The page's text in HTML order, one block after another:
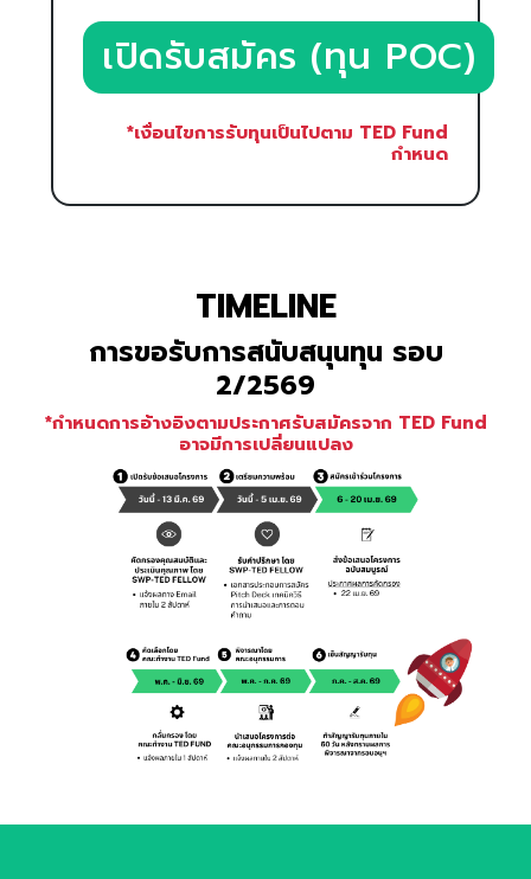
เปิดรับสมัคร (ทุน POC)
*เงื่อนไขการรับทุนเป็นไปตาม TED Fund
กำหนด
TIMELINE
การขอรับการสนับสนุนทุน รอบ
2/2569
*กำหนดการอ้างอิงตามประกาศรับสมัครจาก TED Fund
อาจมีการเปลี่ยนแปลง